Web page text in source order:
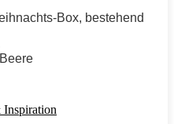
Box, bestehend